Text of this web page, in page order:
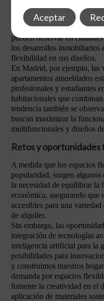
significativamente en el
en ciudades densamente
soluciones prácticas de
pueden observar en
los desarrollos inmobiliarios
flexibilidad en sus diseños.
En Madrid, por ejemplo, las
apartamentos amueblados
profesionales y estudiantes
habitacionales que
tendencia también se
buscan maximizar la
multifuncionales y diseños
Retos y oportunidades
A medida que los espacios
popularidad, surgen
la necesidad de equilibrar
económica, asegurando que
accesibles para una
de alquiler.
Sin embargo, las
integración de tecnologías
inteligencia artificial para la
posibilidades para
y construimos nuestros
demanda por espacios
fomente la creatividad en el
aplicación de materiales
Aceptar